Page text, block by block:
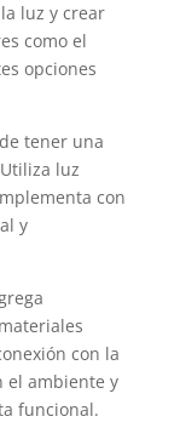
luz y crear
como el
opciones
tener una
luz
con
y
con la
el ambiente y
funcional.